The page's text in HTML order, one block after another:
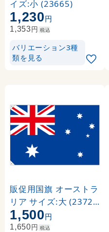
イズ:小 (23665)
1,230円
1,353円 税込
バリエーション3種
類を見る
販促用国旗 オーストラ
リア サイズ:大 (23723
)
1,500円
1,650円 税込